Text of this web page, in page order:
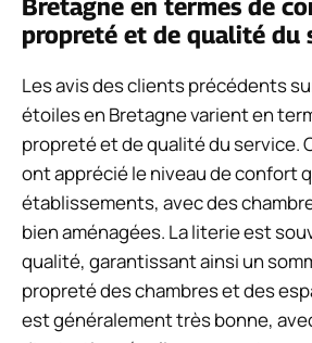
Bretagne en termes de
propreté et de qualité du
Les avis des clients précédents
étoiles en Bretagne varient en
propreté et de qualité du service.
ont apprécié le niveau de confort
établissements, avec des
bien aménagées. La literie est
qualité, garantissant ainsi un
propreté des chambres et des
est généralement très bonne,